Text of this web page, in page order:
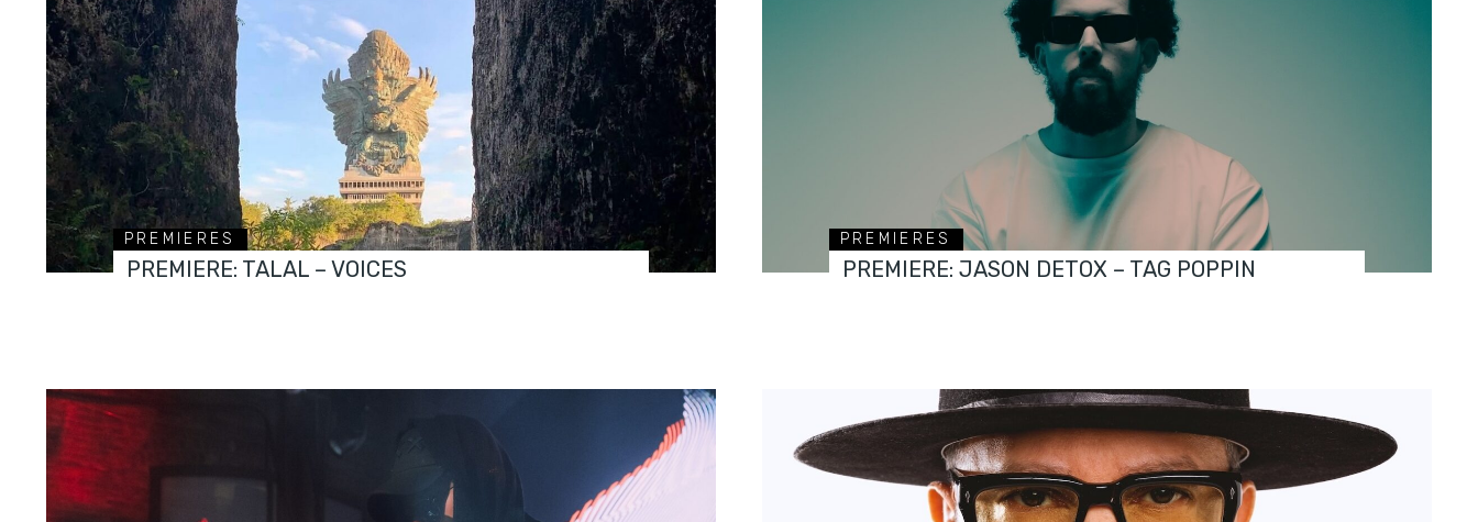
PREMIERES
PREMIERE: TALAL – VOICES
PREMIERES
PREMIERE: JASON DETOX – TAG POPPIN